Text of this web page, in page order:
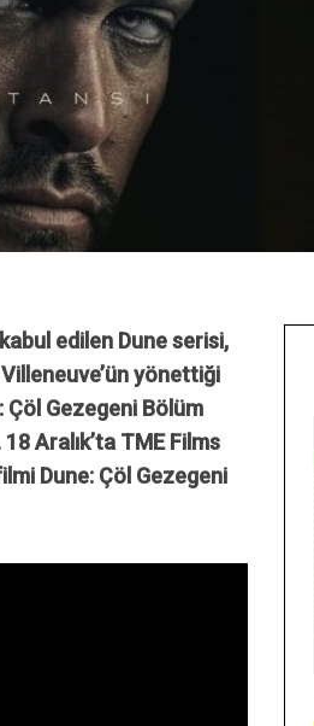
edilen Dune serisi,
yönettiği
Çöl Gezegeni Bölüm
Aralık’ta TME Films
Dune: Çöl Gezegeni